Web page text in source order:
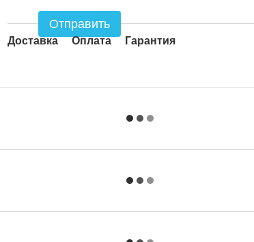
Отправить
Доставка Оплата Гарантия